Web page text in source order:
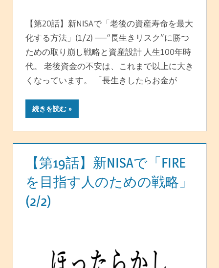
【第20話】新NISAで「老後の資産寿命を最大
化する方法」(1/2) ──“長生きリスク”に勝つ
ための取り崩し戦略と資産設計 人生100年時
代。 老後資金の不安は、これまで以上に大き
くなっています。 「長生きしたらお金が
続きを読む
【第19話】新NISAで「FIRE
を目指す人のための戦略」
(2/2)